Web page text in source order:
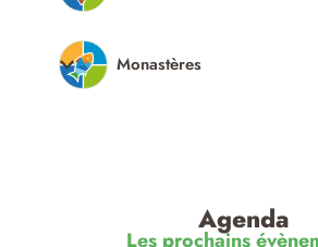
Monastères
Agenda
Les prochains